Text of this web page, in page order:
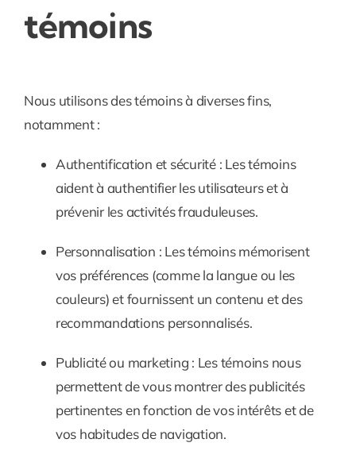
témoins
Nous utilisons des témoins à diverses fins,
notamment :
Authentification et sécurité : Les témoins
aident à authentifier les utilisateurs et à
prévenir les activités frauduleuses.
Personnalisation : Les témoins mémorisent
vos préférences (comme la langue ou les
couleurs) et fournissent un contenu et des
recommandations personnalisés.
Publicité ou marketing : Les témoins nous
permettent de vous montrer des publicités
pertinentes en fonction de vos intérêts et de
vos habitudes de navigation.